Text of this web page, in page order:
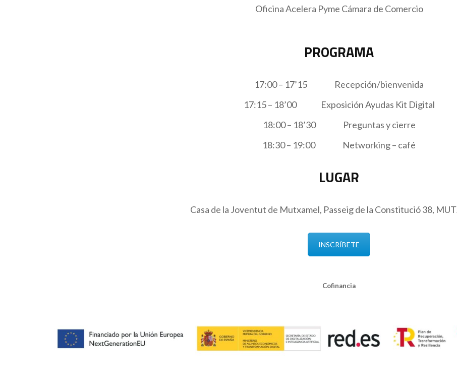
Oficina Acelera Pyme Cámara de Comercio
PROGRAMA
17:00 – 17’15 Recepción/bienvenida
17:15 – 18’00 Exposición Ayudas Kit Digital
18:00 – 18’30 Preguntas y cierre
18:30 – 19:00 Networking – café
LUGAR
Casa de la Joventut de Mutxamel, Passeig de la Constitució 38,
INSCRÍBETE
Cofinancia